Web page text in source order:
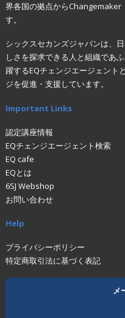
界各国の拠点からChangemaker
す。
シックスセカンズジャパンは、
しさを探求できる人と組織であ
躍するEQチェンジエージェント
ジを促進・支援しています。
Important Links
認定講座情報
EQチェンジエージェント検索
EQ cafe
EQとは
6SJ Webshop
お問い合わせ
Help
プライバシーポリシー
特定商取引法に基づく表記
メ